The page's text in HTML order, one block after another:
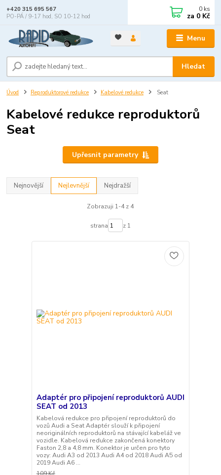
Menu
Hledat
+420 315 695 567
PO-PÁ / 9-17 hod, SO 10-12 hod
0 ks
za 0 Kč
Úvod Reproduktorové redukce Kabelové redukce Seat
Kabelové redukce reproduktorů
Seat
Upřesnit parametry
Nejnovější Nejlevnější Nejdražší
Zobrazuji 1-4 z 4
strana z 1
Adaptér pro připojení reproduktorů AUDI
SEAT od 2013
Kabelová redukce pro připojení reproduktorů do
vozů Audi a Seat Adaptér slouží k připojení
neoriginálních reproduktorů na stávající kabeláž ve
vozidle. Kabelová redukce zakončená konektory
Faston 2,8 a 4,8 mm. Konektor je určen pro tyto
vozy: Audi A3 od 2013 Audi A4 od 2018 Audi A5 od
2019 Audi A6 ...